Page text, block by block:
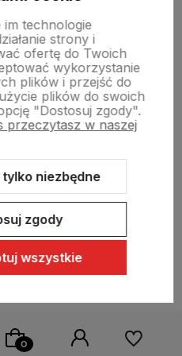
Szablon Shoper Modern 3.0™
technologie
strony i
ofertę do Twoich
wykorzystanie
plików i przejść do
plików do swoich
"Dostosuj zgody".
przeczytasz w naszej
niezbędne
zgody
wszystkie